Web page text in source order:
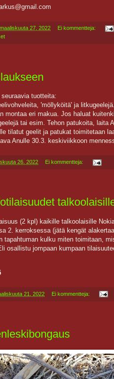
27, 2022
Ei kommentteja:
tuotteita:
'möllyköitä' ja litkugeelejä.
montaa eri makua. Jos haluat
tai esim. Tehon patukoita, laita
tilatut geelit ja patukat toimitetaan
Anulle 30.3. keskiviikkoon
26, 2022 Ei kommentteja:
(2 kpl) kaikille talkoolaisille
2. kerroksessa (jätä kengät
tapahtuman kulku miten toimitaan,
osallistu jompaan kumpaan
21, 2022 Ei kommentteja: